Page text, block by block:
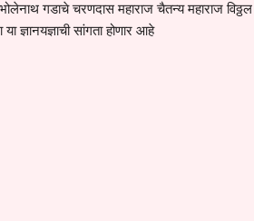
गडाचे चरणदास महाराज चैतन्य महाराज विठ्ठल
ज्ञानयज्ञाची सांगता होणार आहे